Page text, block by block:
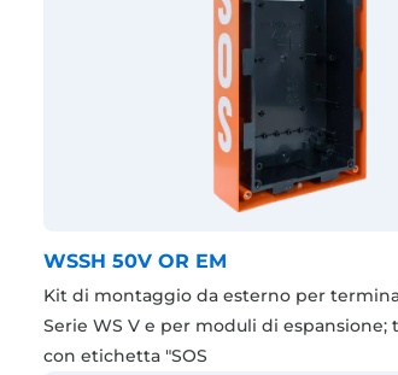
WSSH 50V OR EM
Kit di montaggio da esterno per
Serie WS V e per moduli di espansione;
con etichetta "SOS